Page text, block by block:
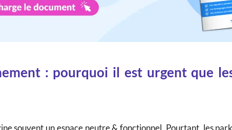
: pourquoi il est urgent que
souvent un espace neutre & fonctionnel. Pourtant, les